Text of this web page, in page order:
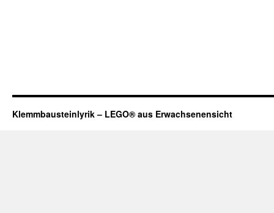
Klemmbausteinlyrik – LEGO® aus Erwachsenensicht